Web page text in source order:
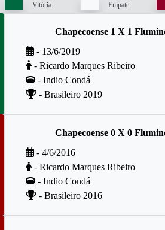
Vitória Empate
Chapecoense 1 X 1
- 13/6/2019
- Ricardo Marques Ribeiro
- Indio Condá
- Brasileiro 2019
Chapecoense 0 X 0
- 4/6/2016
- Ricardo Marques Ribeiro
- Indio Condá
- Brasileiro 2016